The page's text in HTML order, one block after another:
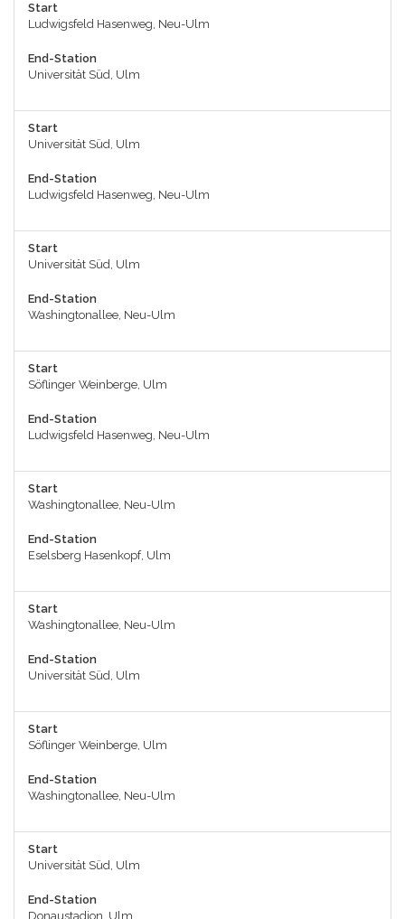
Start
Ludwigsfeld Hasenweg, Neu-Ulm
End-Station
Universität Süd, Ulm
Start
Universität Süd, Ulm
End-Station
Ludwigsfeld Hasenweg, Neu-Ulm
Start
Universität Süd, Ulm
End-Station
Washingtonallee, Neu-Ulm
Start
Söflinger Weinberge, Ulm
End-Station
Ludwigsfeld Hasenweg, Neu-Ulm
Start
Washingtonallee, Neu-Ulm
End-Station
Eselsberg Hasenkopf, Ulm
Start
Washingtonallee, Neu-Ulm
End-Station
Universität Süd, Ulm
Start
Söflinger Weinberge, Ulm
End-Station
Washingtonallee, Neu-Ulm
Start
Universität Süd, Ulm
End-Station
Donaustadion, Ulm